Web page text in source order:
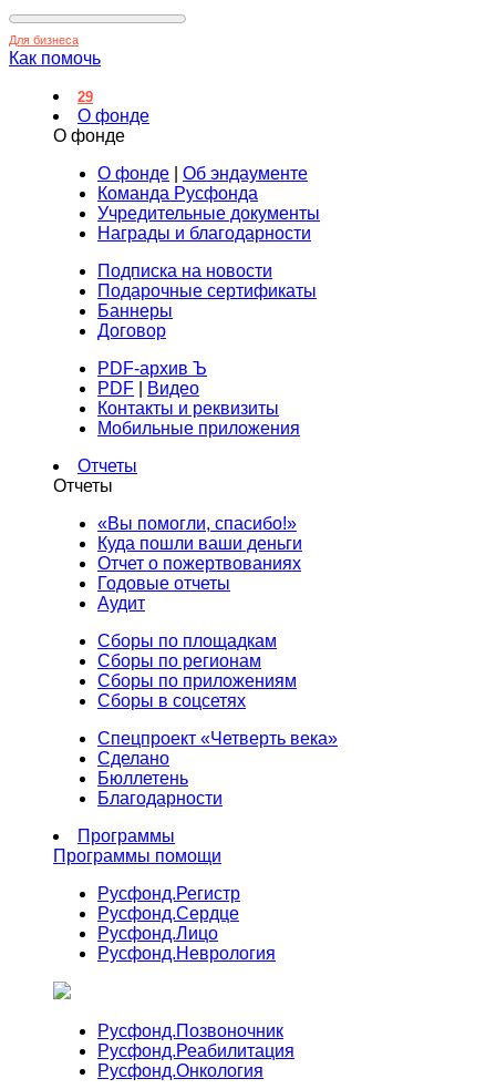
Для бизнеса
Как помочь
29
О фонде
О фонде
О фонде
Об эндаументе
Команда Русфонда
Учредительные документы
Награды и благодарности
Подписка на новости
Подарочные сертификаты
Баннеры
Договор
PDF-архив Ъ
PDF
Видео
Контакты и реквизиты
Мобильные приложения
Отчеты
Отчеты
«Вы помогли, спасибо!»
Куда пошли ваши деньги
Отчет о пожертвованиях
Годовые отчеты
Аудит
Сборы по площадкам
Сборы по регионам
Сборы по приложениям
Сборы в соцсетях
Спецпроект «Четверть века»
Сделано
Бюллетень
Благодарности
Программы
Программы помощи
Русфонд.Регистр
Русфонд.Сердце
Русфонд.Лицо
Русфонд.Неврология
Русфонд.Позвоночник
Русфонд.Реабилитация
Русфонд.Онкология